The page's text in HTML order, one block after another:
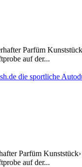
Parfüm
auf der...
Parfüm
auf der...